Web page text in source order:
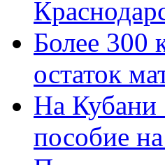
Более 300
остаток
На Кубани
пособие